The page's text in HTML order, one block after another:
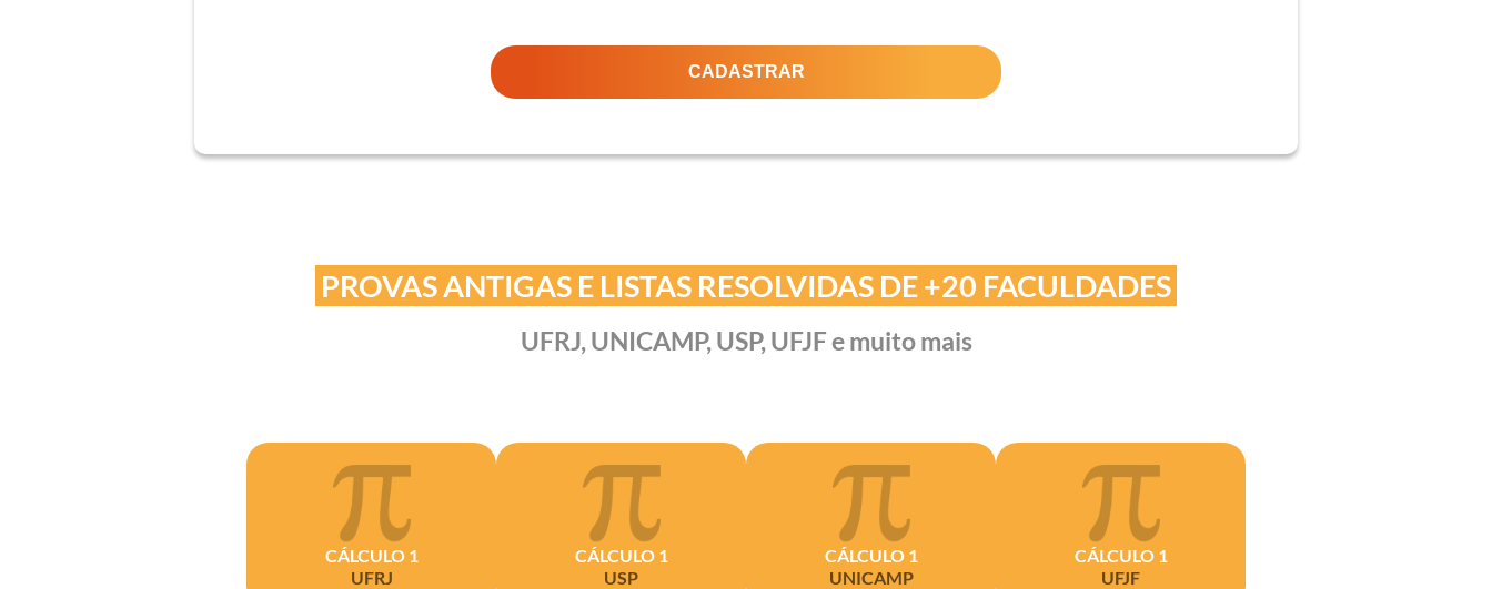
CADASTRAR
PROVAS ANTIGAS E LISTAS RESOLVIDAS DE +20 FACULDADES
UFRJ, UNICAMP, USP, UFJF e muito mais
CÁLCULO 1
UFRJ
CÁLCULO 1
USP
CÁLCULO 1
UNICAMP
CÁLCULO 1
UFJF